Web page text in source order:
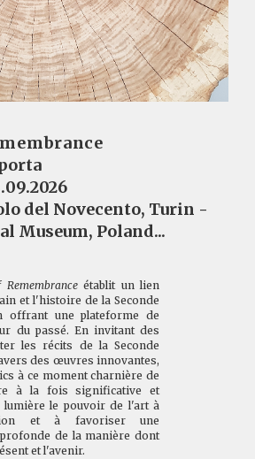
del Novecento, Turin -
Museum, Poland...
établit un lien
et l'histoire de la Seconde
offrant une plateforme de
du passé. En invitant des
les récits de la Seconde
des œuvres innovantes,
à ce moment charnière de
à la fois significative et
lumière le pouvoir de l'art à
et à favoriser une
de la manière dont
et l'avenir.